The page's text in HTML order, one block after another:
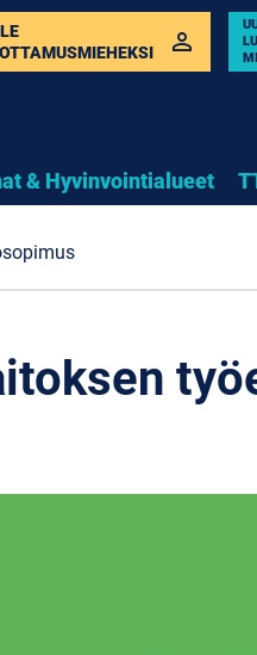
& Hyvinvointialueet
perm_identity